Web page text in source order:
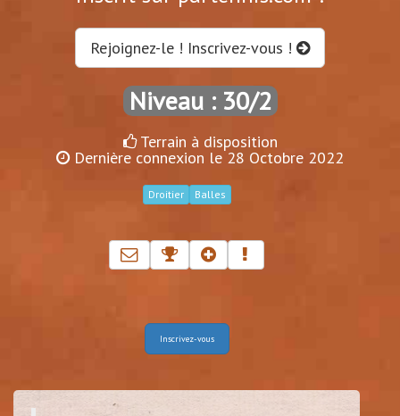
Rejoignez-le ! Inscrivez-vous !
Niveau : 30/2
Terrain à disposition
Dernière connexion le 28 Octobre 2022
Droitier Balles
Inscrivez-vous